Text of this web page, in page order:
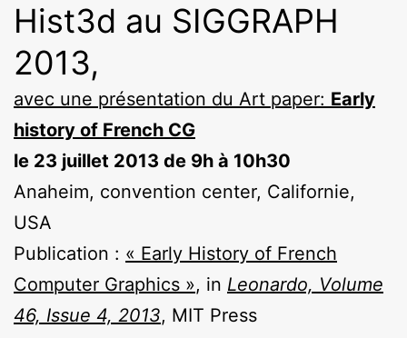
Hist3d au SIGGRAPH
2013,
avec une présentation du Art paper: Early
history of French CG
le 23 juillet 2013 de 9h à 10h30
Anaheim, convention center, Californie,
USA
Publication : « Early History of French
Computer Graphics », in Leonardo, Volume
46, Issue 4, 2013, MIT Press